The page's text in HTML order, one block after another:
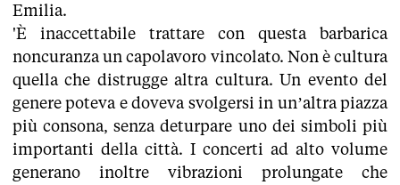
Emilia.
'È inaccettabile trattare con questa barbarica
noncuranza un capolavoro vincolato. Non è cultura
quella che distrugge altra cultura. Un evento del
genere poteva e doveva svolgersi in un’altra piazza
più consona, senza deturpare uno dei simboli più
importanti della città. I concerti ad alto volume
generano inoltre vibrazioni prolungate che